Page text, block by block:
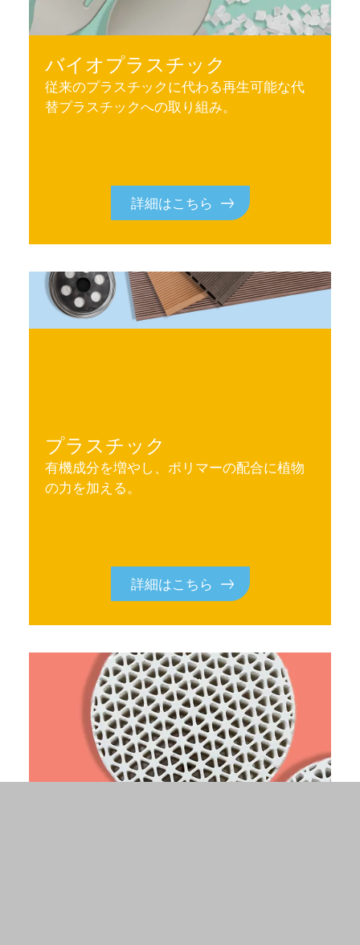
バイオプラスチック
従来のプラスチックに代わる再生可能な代
替プラスチックへの取り組み。
詳細はこちら
プラスチック
有機成分を増やし、ポリマーの配合に植物
の力を加える。
詳細はこちら